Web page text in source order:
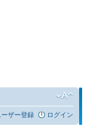
ーザー登録 ログイン